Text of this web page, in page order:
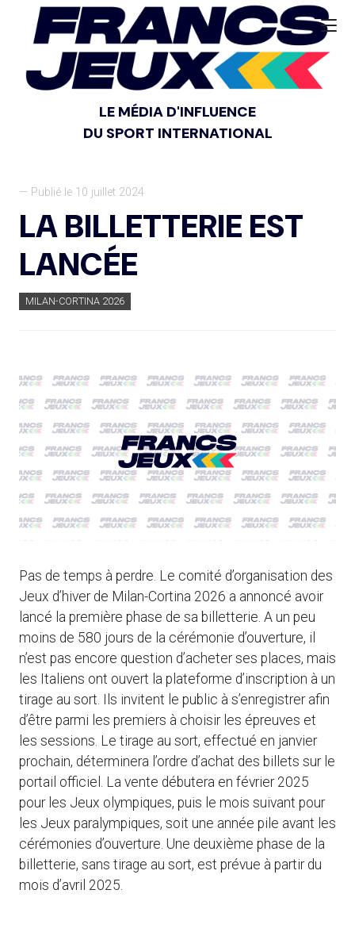
LE MÉDIA D'INFLUENCE
DU SPORT INTERNATIONAL
— Publié le 10 juillet 2024
LA BILLETTERIE EST
LANCÉE
MILAN-CORTINA 2026
Pas de temps à perdre. Le comité d’organisation des
Jeux d’hiver de Milan-Cortina 2026 a annoncé avoir
lancé la première phase de sa billetterie. A un peu
moins de 580 jours de la cérémonie d’ouverture, il
n’est pas encore question d’acheter ses places, mais
les Italiens ont ouvert la plateforme d’inscription à un
tirage au sort. Ils invitent le public à s’enregistrer afin
d’être parmi les premiers à choisir les épreuves et
les sessions. Le tirage au sort, effectué en janvier
prochain, déterminera l’ordre d’achat des billets sur le
portail officiel. La vente débutera en février 2025
pour les Jeux olympiques, puis le mois suivant pour
les Jeux paralympiques, soit une année pile avant les
cérémonies d’ouverture. Une deuxième phase de la
billetterie, sans tirage au sort, est prévue à partir du
mois d’avril 2025.